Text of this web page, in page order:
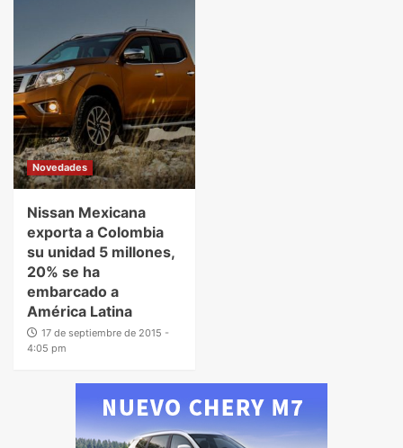
Novedades
Nissan Mexicana
exporta a Colombia
su unidad 5 millones,
20% se ha
embarcado a
América Latina
17 de septiembre de 2015 -
4:05 pm